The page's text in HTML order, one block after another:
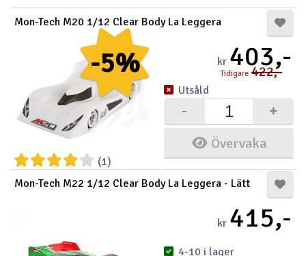
-5%
Mon-Tech M20 1/12 Clear Body La Leggera
(1)
kr 403,-
Tidigare 422,-
Övervaka
+
-
Utsåld
Mon-Tech M22 1/12 Clear Body La Leggera - Lätt
kr 415,-
4-10 i lager